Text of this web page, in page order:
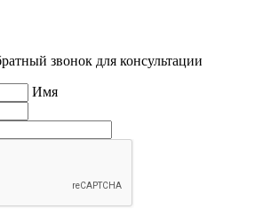
звонок для консультации
Имя